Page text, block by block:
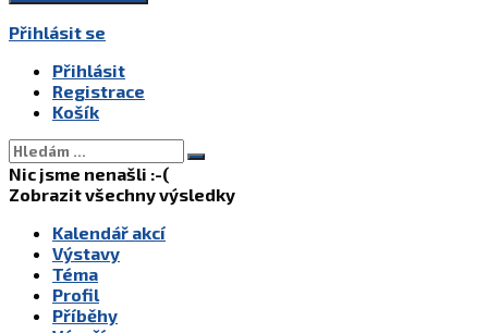
Přihlásit se
Přihlásit
Registrace
Košík
Nic jsme nenašli :-(
Zobrazit všechny výsledky
Kalendář akcí
Výstavy
Téma
Profil
Příběhy